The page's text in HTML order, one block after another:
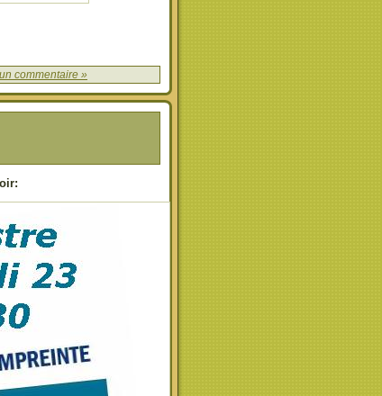
commentaire »